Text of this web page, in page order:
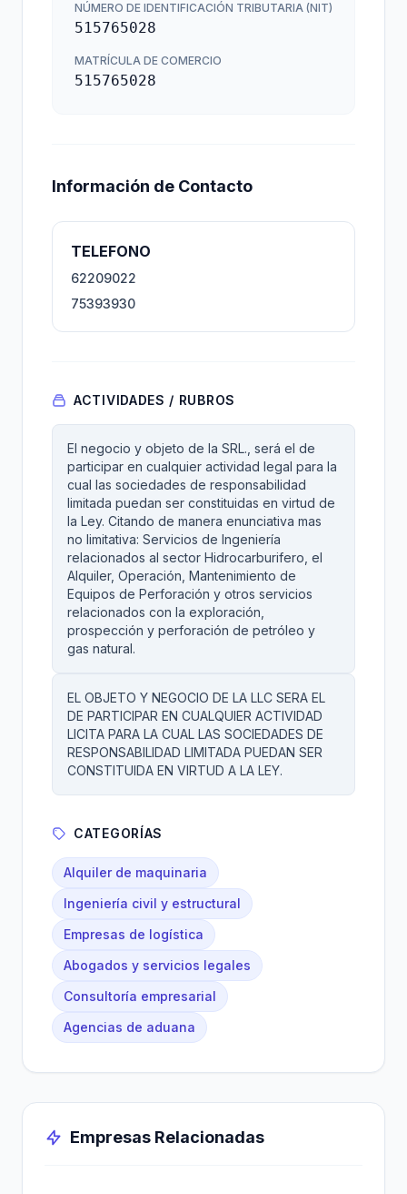
NÚMERO DE IDENTIFICACIÓN TRIBUTARIA (NIT)
515765028
MATRÍCULA DE COMERCIO
515765028
Información de Contacto
TELEFONO
62209022
75393930
ACTIVIDADES / RUBROS
El negocio y objeto de la SRL., será el de
participar en cualquier actividad legal para la
cual las sociedades de responsabilidad
limitada puedan ser constituidas en virtud de
la Ley. Citando de manera enunciativa mas
no limitativa: Servicios de Ingeniería
relacionados al sector Hidrocarburifero, el
Alquiler, Operación, Mantenimiento de
Equipos de Perforación y otros servicios
relacionados con la exploración,
prospección y perforación de petróleo y
gas natural.
EL OBJETO Y NEGOCIO DE LA LLC SERA EL
DE PARTICIPAR EN CUALQUIER ACTIVIDAD
LICITA PARA LA CUAL LAS SOCIEDADES DE
RESPONSABILIDAD LIMITADA PUEDAN SER
CONSTITUIDA EN VIRTUD A LA LEY.
CATEGORÍAS
Alquiler de maquinaria
Ingeniería civil y estructural
Empresas de logística
Abogados y servicios legales
Consultoría empresarial
Agencias de aduana
Empresas Relacionadas